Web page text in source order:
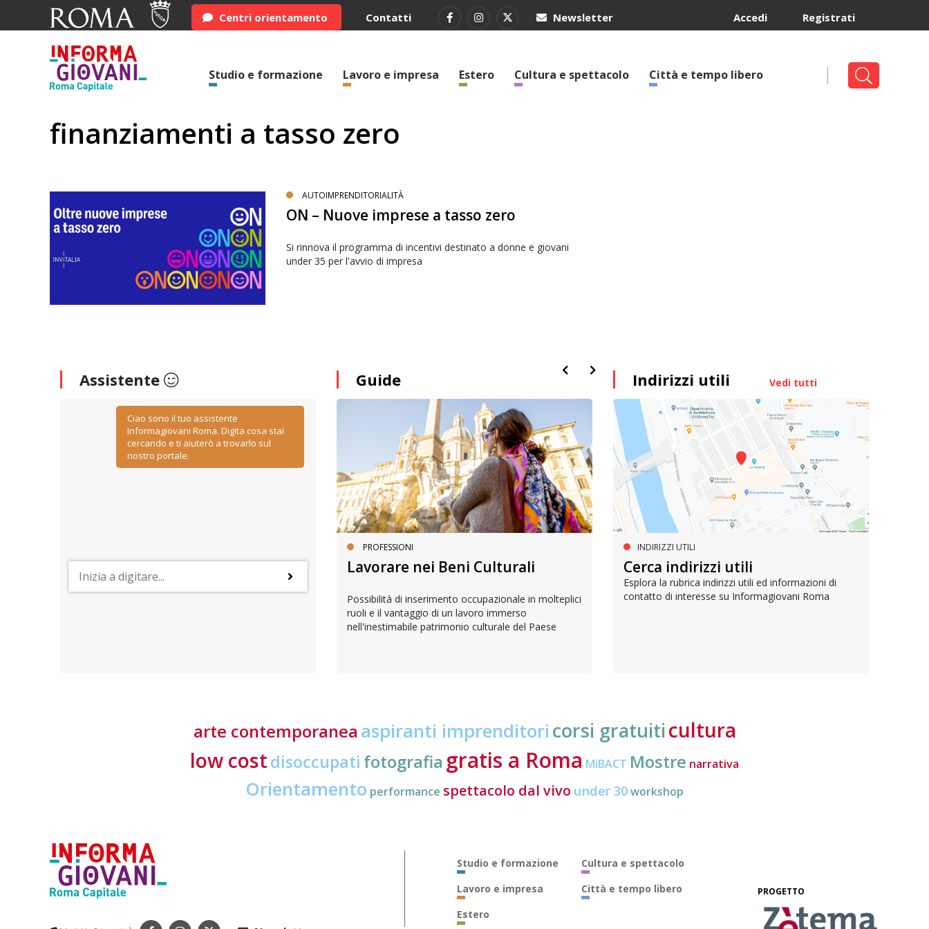
Centri orientamento Contatti Newsletter Registrati
Accedi
Studio e formazione Lavoro e impresa Estero Cultura e spettacolo Città e tempo libero
finanziamenti a tasso zero
AUTOIMPRENDITORIALITÀ
ON – Nuove imprese a tasso zero
Si rinnova il programma di incentivi destinato a donne e giovani
under 35 per l'avvio di impresa
Assistente
Ciao sono il tuo assistente
Informagiovani Roma. Digita cosa stai
cercando e ti aiuterò a trovarlo sul
nostro portale.
Guide
Lavorare nelle risorse umane
PROFESSIONI
Lavorare nei Beni Culturali
Possibilità di inserimento occupazionale in molteplici
ruoli e il vantaggio di un lavoro immerso
nell'inestimabile patrimonio culturale del Paese
SERVIZI SOCIALI E AI CITTADINI
Inclusione e opportunità per
giovani con disabilità
Indirizzi utili Vedi tutti
INDIRIZZI UTILI
Cerca indirizzi utili
Esplora la rubrica indirizzi utili ed informazioni di
contatto di interesse su Informagiovani Roma
arte contemporanea aspiranti imprenditori corsi gratuiticultura
low costdisoccupati fotografia gratis a Roma MiBACT Mostre narrativa
Orientamento performance spettacolo dal vivo under 30workshop
Studio e formazione
Lavoro e impresa
Estero
Cultura e spettacolo
Città e tempo libero
PROGETTO